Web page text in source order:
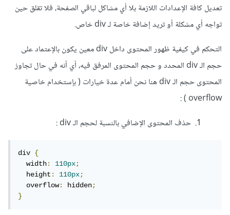
تعديل كافة الإعدادات اللازمة بلا أي مشاكل لباقي الصفحة، فلا تقلق حين
تواجه أي مشكلة أو تريد إضافة خاصة لـ div خاص.
التحكم في كيفية ظهور المحتوى داخل div معين يكون بالإعتماد على
حجم الـ div المحدد و حجم المحتوى المرفق فيه، أي أنه في حال تجاوز
المحتوى حجم الـ div هنا نحن أمام عدة خيارات ( بإستخدام خاصية
overflow ) :
1. حذف المحتوى الإضافي بالنسبة لحجم الـ div :
div {
  width
: 110px;
  height
: 110px;
  overflow
: hidden;
}